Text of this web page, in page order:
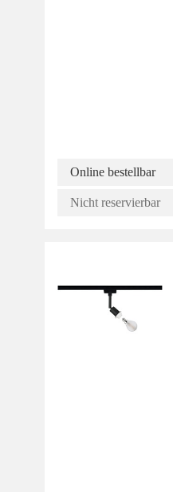
Online bestellbar
Nicht reservierbar